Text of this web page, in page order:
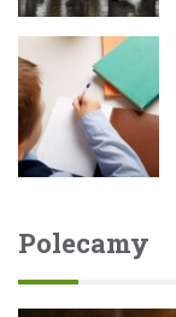
Polecamy